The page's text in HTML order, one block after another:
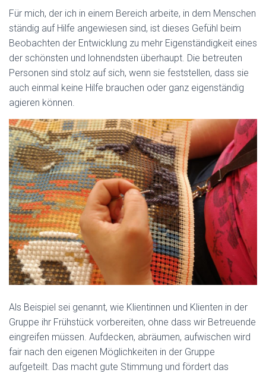
Für mich, der ich in einem Bereich arbeite, in dem Menschen
ständig auf Hilfe angewiesen sind, ist dieses Gefühl beim
Beobachten der Entwicklung zu mehr Eigenständigkeit eines
der schönsten und lohnendsten überhaupt. Die betreuten
Personen sind stolz auf sich, wenn sie feststellen, dass sie
auch einmal keine Hilfe brauchen oder ganz eigenständig
agieren können.
Als Beispiel sei genannt, wie Klientinnen und Klienten in der
Gruppe ihr Frühstück vorbereiten, ohne dass wir Betreuende
eingreifen müssen. Aufdecken, abräumen, aufwischen wird
fair nach den eigenen Möglichkeiten in der Gruppe
aufgeteilt. Das macht gute Stimmung und fördert das